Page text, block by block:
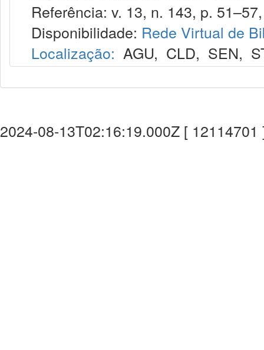
Referência: v. 13, n. 143, p.
Disponibilidade: Rede Virtual de
Localização: AGU, CLD, SEN,
2024-08-13T02:16:19.000Z [ 12114701